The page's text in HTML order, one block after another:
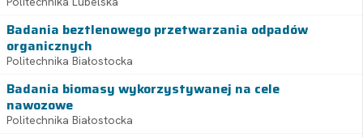
Badania beztlenowego przetwarzania odpadów
organicznych
Politechnika Białostocka
Badania biomasy wykorzystywanej na cele
nawozowe
Politechnika Białostocka